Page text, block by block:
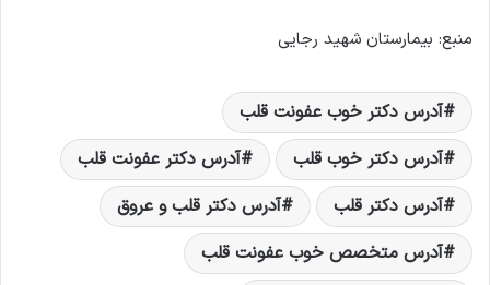
منبع: بیمارستان شهید رجایی
آدرس دکتر خوب عفونت قلب
آدرس دکتر خوب قلب
آدرس دکتر عفونت قلب
آدرس دکتر قلب
آدرس دکتر قلب و عروق
آدرس متخصص خوب عفونت قلب